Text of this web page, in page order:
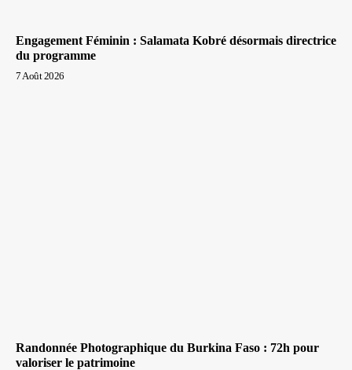
Engagement Féminin : Salamata Kobré désormais directrice
du programme
7 Août 2026
Randonnée Photographique du Burkina Faso : 72h pour
valoriser le patrimoine